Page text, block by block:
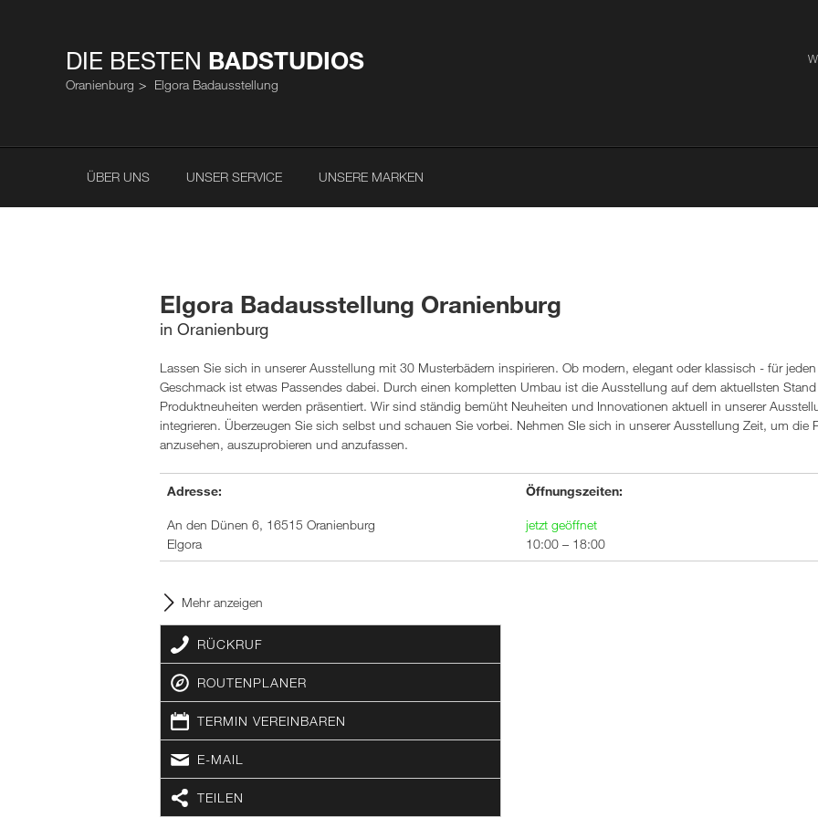
DIE BESTEN BADSTUDIOS
Oranienburg Elgora Badausstellung
ÜBER UNS UNSER SERVICE UNSERE MARKEN
Elgora Badausstellung Oranienburg
in Oranienburg
Lassen Sie sich in unserer Ausstellung mit 30 Musterbädern inspirieren. Ob modern, elegant oder klassisch - für jeden
Geschmack ist etwas Passendes dabei. Durch einen kompletten Umbau ist die Ausstellung auf dem aktuellsten
Produktneuheiten werden präsentiert. Wir sind ständig bemüht Neuheiten und Innovationen aktuell in unserer
integrieren. Überzeugen Sie sich selbst und schauen Sie vorbei. Nehmen SIe sich in unserer Ausstellung Zeit, um die
anzusehen, auszuprobieren und anzufassen.
Adresse: Öffnungszeiten:
An den Dünen 6, 16515 Oranienburg
Elgora
jetzt geöffnet
10:00 – 18:00
Mehr anzeigen
RÜCKRUF
ROUTENPLANER
TERMIN VEREINBAREN
E-MAIL
TEILEN